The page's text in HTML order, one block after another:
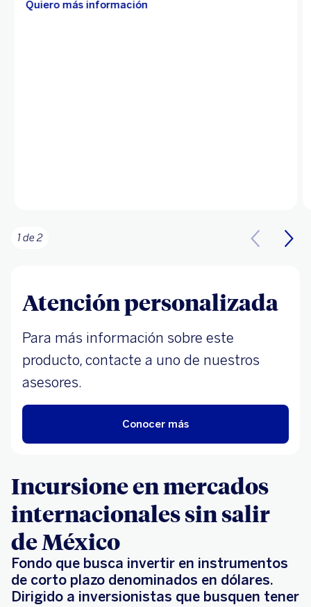
Quiero más información
1 de 2
Atención personalizada
Para más información sobre este
producto, contacte a uno de nuestros
asesores.
Conocer más
Incursione en mercados
internacionales sin salir
de México
Fondo que busca invertir en instrumentos
de corto plazo denominados en dólares.
Dirigido a inversionistas que busquen tener